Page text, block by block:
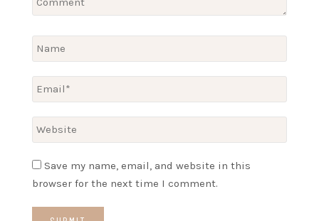
Save my name, email, and website in this
browser for the next time I comment.